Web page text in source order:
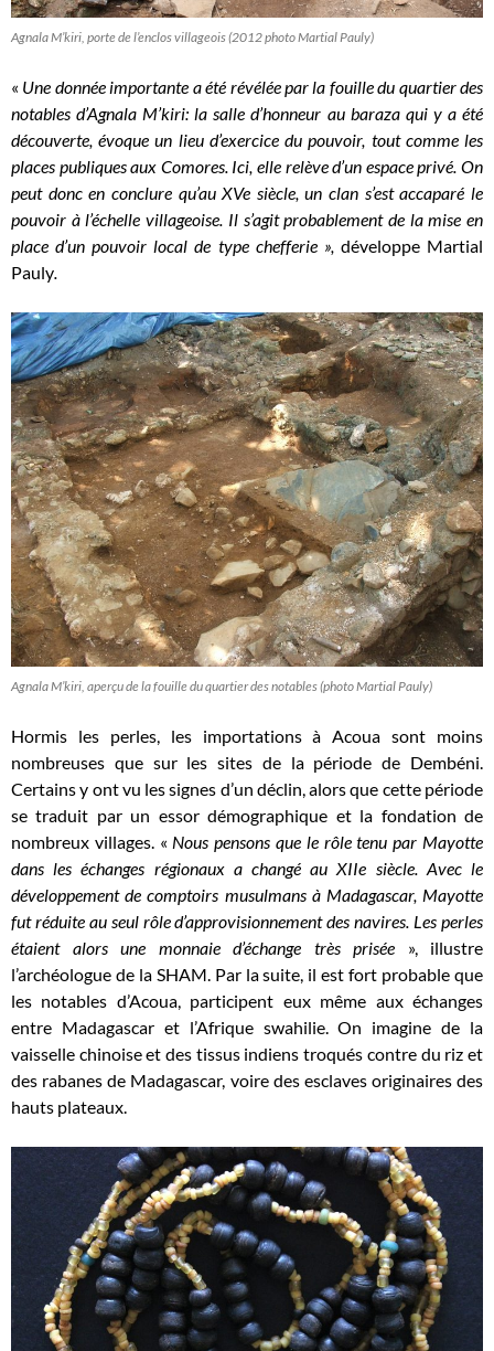
Agnala M’kiri, porte de l’enclos villageois (2012 photo Martial Pauly)
« Une donnée importante a été révélée par la fouille du quartier des
notables d’Agnala M’kiri: la salle d’honneur au baraza qui y a été
découverte, évoque un lieu d’exercice du pouvoir, tout comme les
places publiques aux Comores. Ici, elle relève d’un espace privé. On
peut donc en conclure qu’au XVe siècle, un clan s’est accaparé le
pouvoir à l’échelle villageoise. Il s’agit probablement de la mise en
place d’un pouvoir local de type chefferie », développe Martial
Pauly
Agnala M’kiri, aperçu de la fouille du quartier des notables (photo Martial Pauly)
Hormis les perles, les importations à Acoua sont moins
nombreuses que sur les sites de la période de Dembéni.
Certains y ont vu les signes d’un déclin, alors que cette période
se traduit par un essor démographique et la fondation de
nombreux villages. « Nous pensons que le rôle tenu par Mayotte
dans les échanges régionaux a changé au XIIe siècle. Avec le
développement de comptoirs musulmans à Madagascar, Mayotte
fut réduite au seul rôle d’approvisionnement des navires. Les perles
étaient alors une monnaie d’échange très prisée », illustre
l’archéologue de la SHAM. Par la suite, il est fort probable que
les notables d’Acoua, participent eux même aux échanges
entre Madagascar et l’Afrique swahilie. On imagine de la
vaisselle chinoise et des tissus indiens troqués contre du riz et
des rabanes de Madagascar, voire des esclaves originaires des
hauts plateaux.